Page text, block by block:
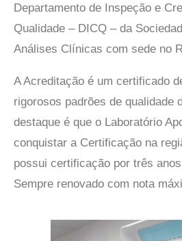
Departamento de Inspeção e
Qualidade – DICQ – da
Análises Clínicas com sede no
A Acreditação é um certificado
rigorosos padrões de qualidade
destaque é que o Laboratório
conquistar a Certificação na
possui certificação por três
Sempre renovado com nota